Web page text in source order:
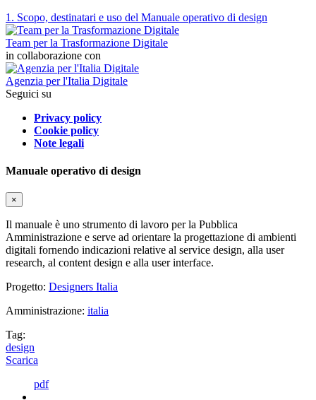
1. Scopo, destinatari e uso del Manuale operativo di design
Team per la Trasformazione Digitale
in collaborazione con
Agenzia per l'Italia Digitale
Seguici su
Privacy policy
Cookie policy
Note legali
Manuale operativo di design
×
Il manuale è uno strumento di lavoro per la Pubblica
Amministrazione e serve ad orientare la progettazione di ambienti
digitali fornendo indicazioni relative al service design, alla user
research, al content design e alla user interface.
Progetto: Designers Italia
Amministrazione: italia
Tag:
design
Scarica
pdf